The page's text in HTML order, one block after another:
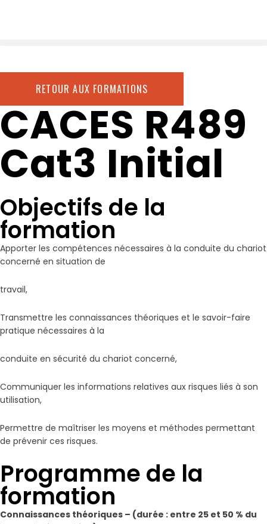
RETOUR AUX FORMATIONS
CACES R489
Cat3 Initial
Objectifs de la
formation
Apporter les compétences nécessaires à la conduite du chariot
concerné en situation de
travail,
Transmettre les connaissances théoriques et le savoir-faire
pratique nécessaires à la
conduite en sécurité du chariot concerné,
Communiquer les informations relatives aux risques liés à son
utilisation,
Permettre de maîtriser les moyens et méthodes permettant
de prévenir ces risques.
Programme de la
formation
Connaissances théoriques – (durée : entre 25 et 50 % du